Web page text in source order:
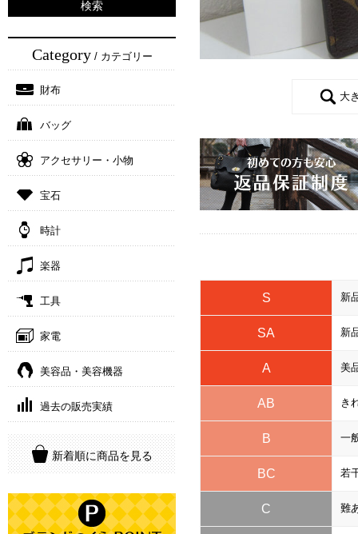
Category/ カテゴリー
財布
バッグ
アクセサリー・小物
宝石
時計
楽器
工具
家電
美容品・美容機器
過去の販売実績
新着順に商品を見る
大
S 新
SA 新
A 美
AB き
B 一
BC 若
C 難